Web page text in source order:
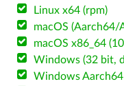
Linux x64 (rpm)
macOS (Aarch64/
macOS x86_64
Windows (32 bit,
Windows Aarch64